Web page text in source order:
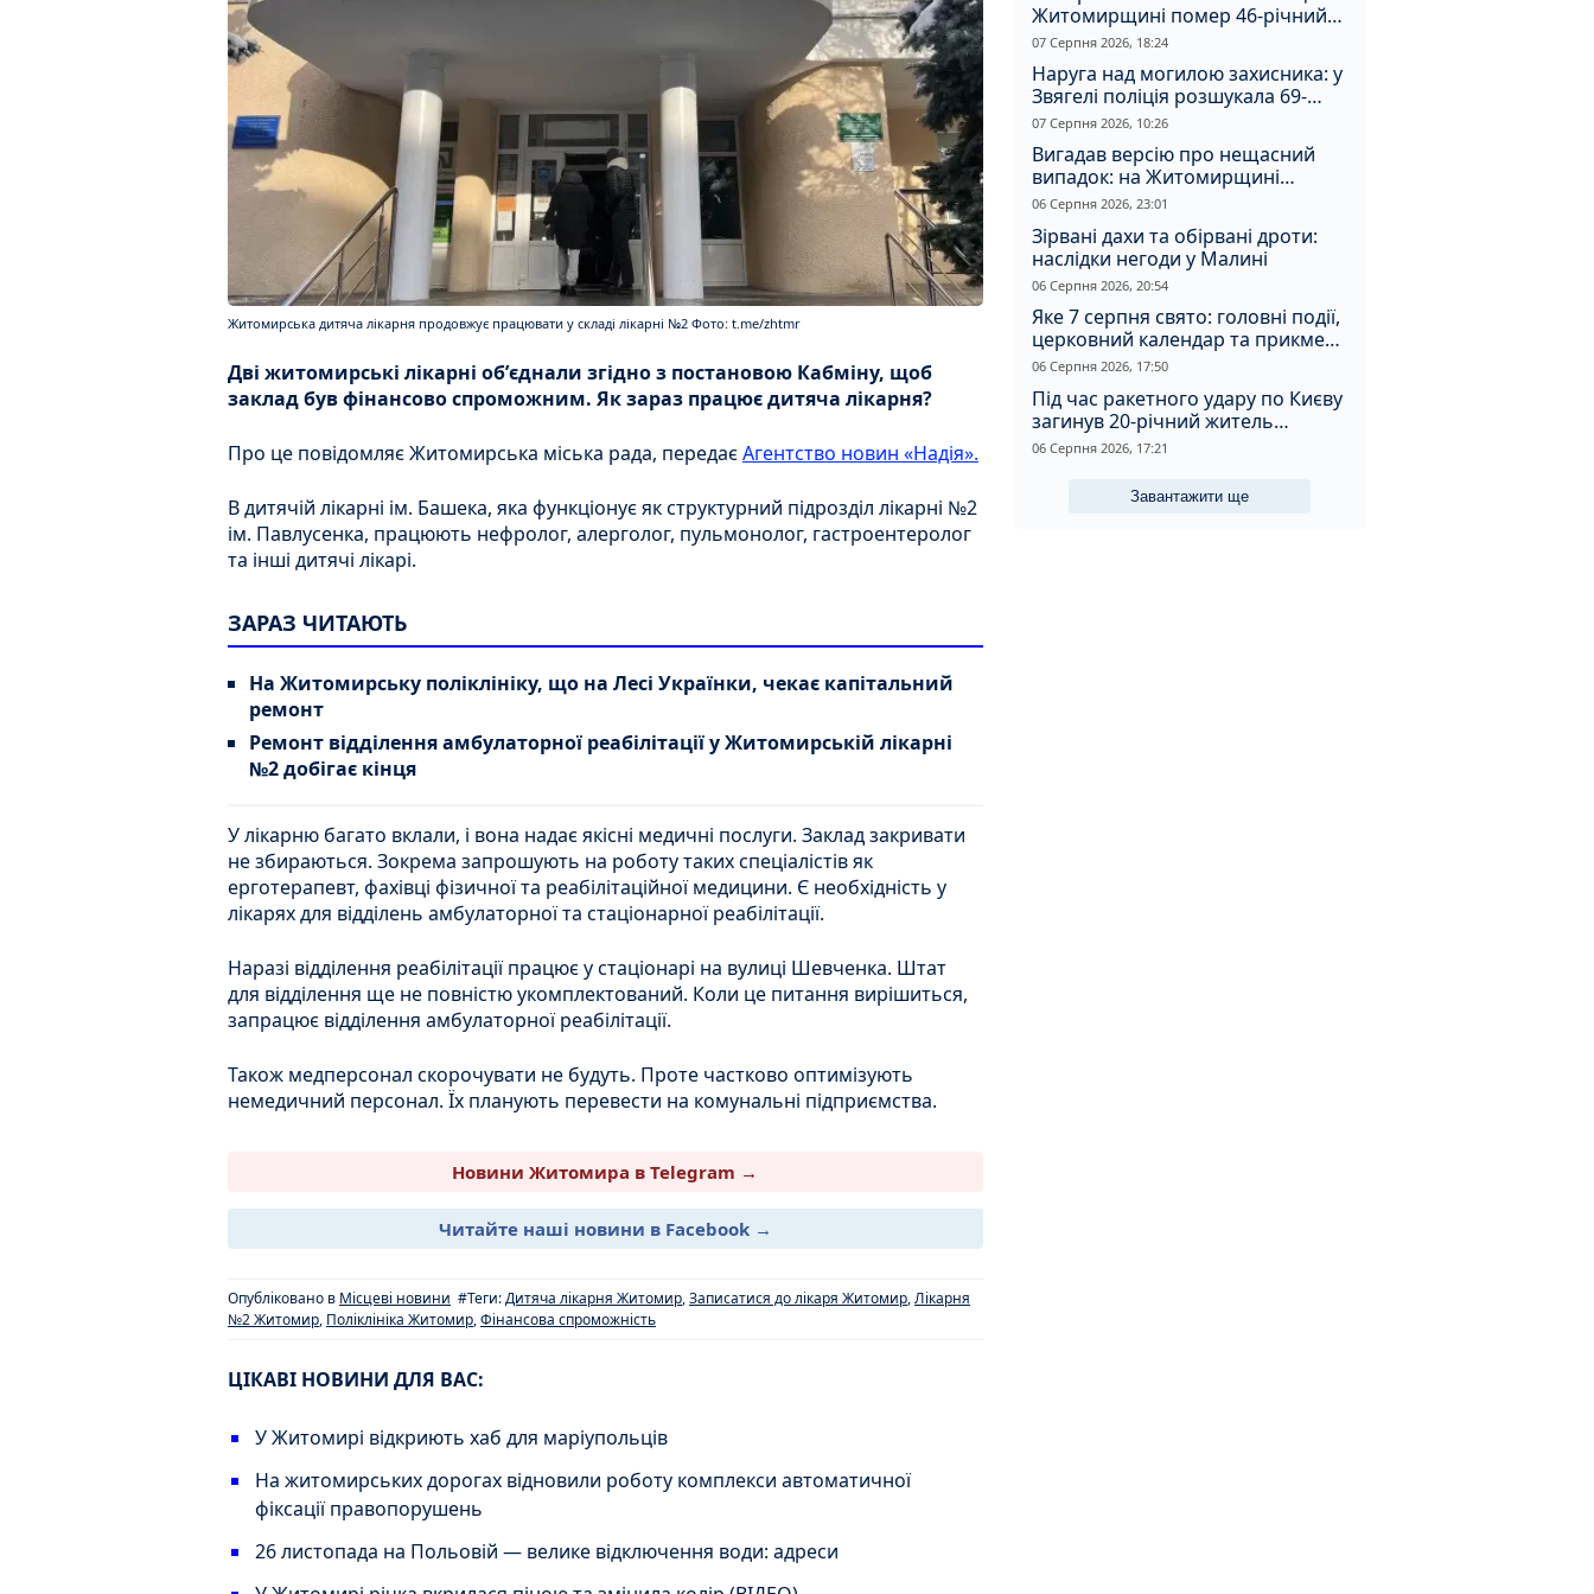
Житомирська дитяча лікарня продовжує працювати у складі лікарні №2 Фото: t.me/zhtmr
Дві житомирські лікарні обʼєднали згідно з постановою Кабміну, щоб
заклад був фінансово спроможним. Як зараз працює дитяча лікарня?
Про це повідомляє Житомирська міська рада, передаєАгентство новин «Надія».
В дитячій лікарні ім. Башека, яка функціонує як структурний підрозділ лікарні №2
ім. Павлусенка, працюють нефролог, алерголог, пульмонолог, гастроентеролог
та інші дитячі лікарі.
ЗАРАЗ ЧИТАЮТЬ
На Житомирську поліклініку, що на Лесі Українки, чекає капітальний
ремонт
Ремонт відділення амбулаторної реабілітації у Житомирській лікарні
№2 добігає кінця
У лікарню багато вклали, і вона надає якісні медичні послуги. Заклад закривати
не збираються. Зокрема запрошують на роботу таких спеціалістів як
ерготерапевт, фахівці фізичної та реабілітаційної медицини. Є необхідність у
лікарях для відділень амбулаторної та стаціонарної реабілітації.
Наразі відділення реабілітації працює у стаціонарі на вулиці Шевченка. Штат
для відділення ще не повністю укомплектований. Коли це питання вирішиться,
запрацює відділення амбулаторної реабілітації.
Також медперсонал скорочувати не будуть. Проте частково оптимізують
немедичний персонал. Їх планують перевести на комунальні підприємства.
Новини Житомира в Telegram →
Читайте наші новини в Facebook →
Опубліковано в Місцеві новини #Теги:Дитяча лікарня Житомир,Записатися до лікаря Житомир,Лікарня
№2 Житомир, Поліклініка Житомир,Фінансова спроможність
ЦІКАВІ НОВИНИ ДЛЯ ВАС:
У Житомирі відкриють хаб для маріупольців
На житомирських дорогах відновили роботу комплекси автоматичної
фіксації правопорушень
26 листопада на Польовій — велике відключення води: адреси
Житомирщині помер 46-річний
чоловік
07 Серпня 2026, 18:24
Наруга над могилою захисника: у
Звягелі поліція розшукала 69-
річного зловмисника
07 Серпня 2026, 10:26
Вигадав версію про нещасний
випадок: на Житомирщині
судитимуть чоловіка за вбивство
06 Серпня 2026, 23:01
Зірвані дахи та обірвані дроти:
наслідки негоди у Малині
06 Серпня 2026, 20:54
Яке 7 серпня свято: головні події,
церковний календар та прикмети
дня
06 Серпня 2026, 17:50
Під час ракетного удару по Києву
загинув 20-річний житель
Житомирщини
06 Серпня 2026, 17:21
Завантажити ще